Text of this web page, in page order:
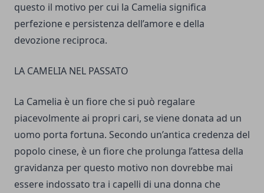
questo il motivo per cui la Camelia significa
perfezione e persistenza dell’amore e della
devozione reciproca.
LA CAMELIA NEL PASSATO
La Camelia è un fiore che si può regalare
piacevolmente ai propri cari, se viene donata ad un
uomo porta fortuna. Secondo un’antica credenza del
popolo cinese, è un fiore che prolunga l’attesa della
gravidanza per questo motivo non dovrebbe mai
essere indossato tra i capelli di una donna che